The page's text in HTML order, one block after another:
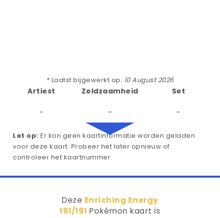
* Laatst bijgewerkt op: 10 August 2026
Artiest
-
Zeldzaamheid
-
Set
-
Let op: Er kon geen kaartinformatie worden geladen
voor deze kaart. Probeer het later opnieuw of
controleer het kaartnummer.
Deze Enriching Energy
191/191 Pokémon kaart is